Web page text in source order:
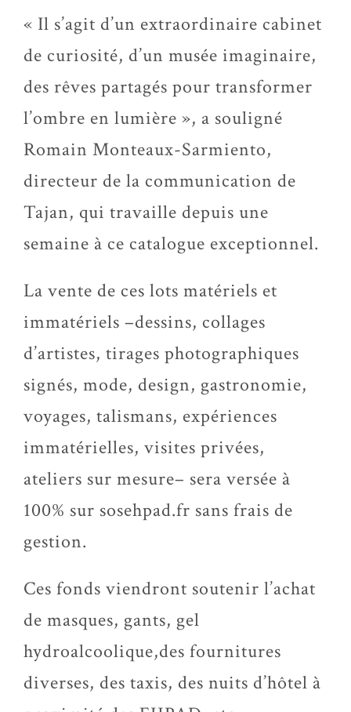
« Il s’agit d’un extraordinaire cabinet
de curiosité, d’un musée imaginaire,
des rêves partagés pour transformer
l’ombre en lumière », a souligné
Romain Monteaux-Sarmiento,
directeur de la communication de
Tajan, qui travaille depuis une
semaine à ce catalogue exceptionnel.
La vente de ces lots matériels et
immatériels –dessins, collages
d’artistes, tirages photographiques
signés, mode, design, gastronomie,
voyages, talismans, expériences
immatérielles, visites privées,
ateliers sur mesure– sera versée à
100% sur sosehpad.fr sans frais de
gestion.
Ces fonds viendront soutenir l’achat
de masques, gants, gel
hydroalcoolique,des fournitures
diverses, des taxis, des nuits d’hôtel à